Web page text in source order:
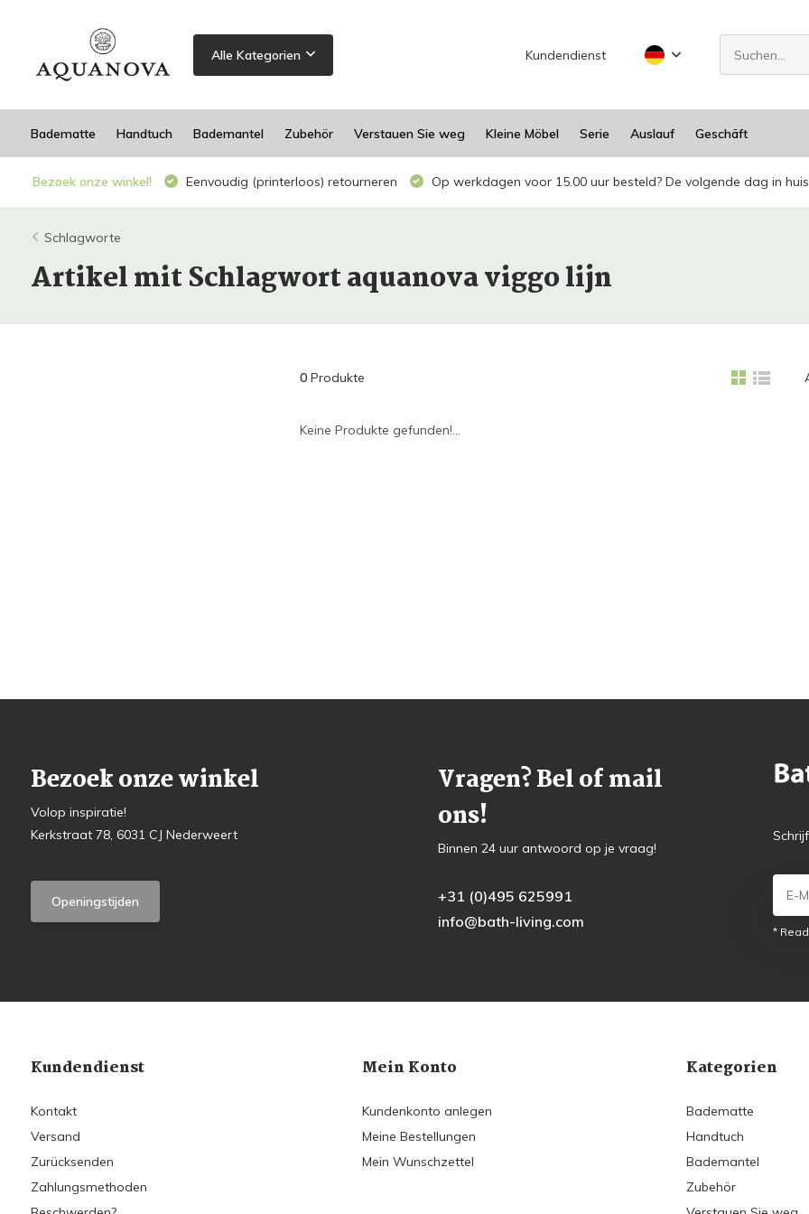
Alle Kategorien Kundendienst
Badematte Handtuch Bademantel Zubehör Verstauen Sie weg Kleine Möbel Serie Auslauf Geschäft
Bezoek onze winkel! Eenvoudig (printerloos) retourneren Op werkdagen voor 15.00 uur besteld? De volgende dag in
Schlagworte
Artikel mit Schlagwort aquanova viggo lijn
0Produkte
Keine Produkte gefunden!...
Bezoek onze winkel
Volop inspiratie!
Kerkstraat 78, 6031 CJ Nederweert
Openingstijden
Vragen? Bel of mail
ons!
Binnen 24 uur antwoord op je vraag!
+31 (0)495 625991
info@bath-living.com
*
Kundendienst
Kontakt
Versand
Zurücksenden
Zahlungsmethoden
Mein Konto
Kundenkonto anlegen
Meine Bestellungen
Mein Wunschzettel
Kategorien
Badematte
Handtuch
Bademantel
Zubehör